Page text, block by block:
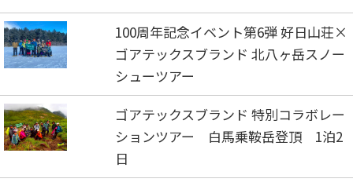
100周年記念イベント第6弾 好日山荘×
ゴアテックスブランド 北八ヶ岳スノー
シューツアー
ゴアテックスブランド 特別コラボレー
ションツアー 白馬乗鞍岳登頂 1泊2
日